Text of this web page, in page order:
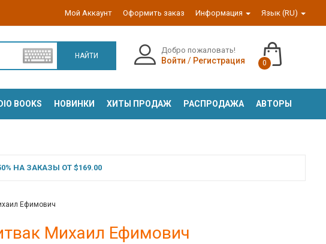
Мой Аккаунт Оформить заказ Информация Язык (RU)
НАЙТИ
Добро пожаловать!
Войти / Регистрация 0
BOOKS НОВИНКИ ХИТЫ ПРОДАЖ РАСПРОДАЖА АВТОРЫ
НА ЗАКАЗЫ ОТ $169.00
Ефимович
Михаил Ефимович